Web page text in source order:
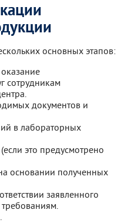
основных этапов:
сотрудникам
документов и
в лабораторных
это предусмотрено
основании полученных
заявленного